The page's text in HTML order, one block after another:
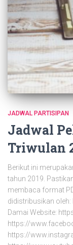
JADWAL PARTISIPAN
Jadwal
Triwulan
Berikut ini
tahun 2019.
membaca format
didistribusikan oleh:
Damai Website:
https://
https://